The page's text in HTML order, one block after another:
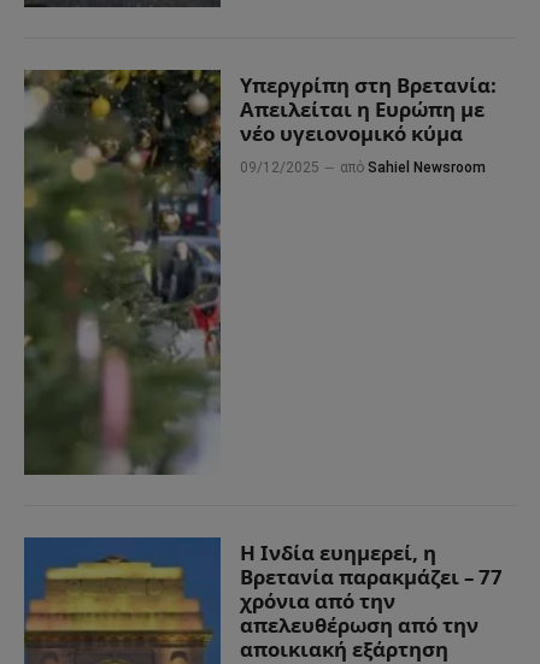
Υπεργρίπη στη Βρετανία:
Απειλείται η Ευρώπη με
νέο υγειονομικό κύμα
09/12/2025 από Sahiel Newsroom
Η Ινδία ευημερεί, η
Βρετανία παρακμάζει – 77
χρόνια από την
απελευθέρωση από την
αποικιακή εξάρτηση